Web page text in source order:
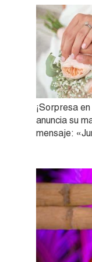
¡Sorpresa
anuncia su
mensaje: